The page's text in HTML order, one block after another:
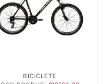
BICICLETE